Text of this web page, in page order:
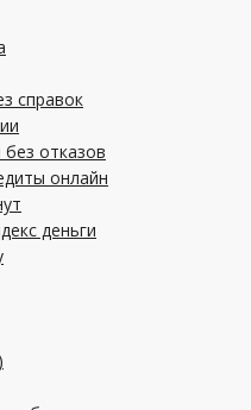
справок
отказов
онлайн
деньги